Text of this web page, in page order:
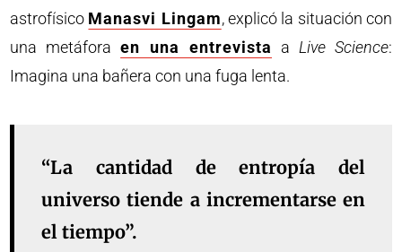
astrofísico Manasvi Lingam, explicó la situación con
una metáforaen una entrevista a Live Science:
Imagina una bañera con una fuga lenta.
“La cantidad de entropía del
universo tiende a incrementarse en
el tiempo”.